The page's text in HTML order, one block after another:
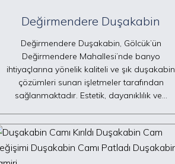
Değirmendere Duşakabin
Değirmendere Duşakabin, Gölcük’ün
Değirmendere Mahallesi’nde banyo
ihtiyaçlarına yönelik kaliteli ve şık duşakabin
çözümleri sunan işletmeler tarafından
sağlanmaktadır. Estetik, dayanıklılık ve…